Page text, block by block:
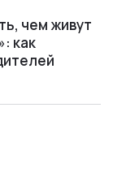
чем живут
как